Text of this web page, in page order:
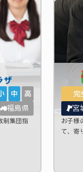
中 高
福島県
制集団指
完
宮
お子様
て、寄